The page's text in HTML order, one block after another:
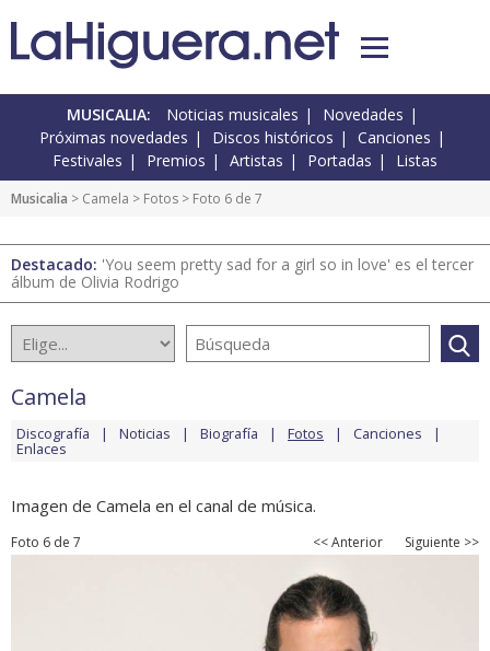
MUSICALIA: Noticias musicales
Novedades
Próximas novedades
Discos históricos
Canciones
Festivales
Premios Artistas Portadas Listas
Musicalia > Camela > Fotos > Foto 6 de 7
Destacado: 'You seem pretty sad for a girl so in love' es el tercer
álbum de Olivia Rodrigo
Camela
Discografía Noticias Biografía Fotos Canciones
Enlaces
Imagen de Camela en el canal de música.
Foto 6 de 7 << Anterior Siguiente >>